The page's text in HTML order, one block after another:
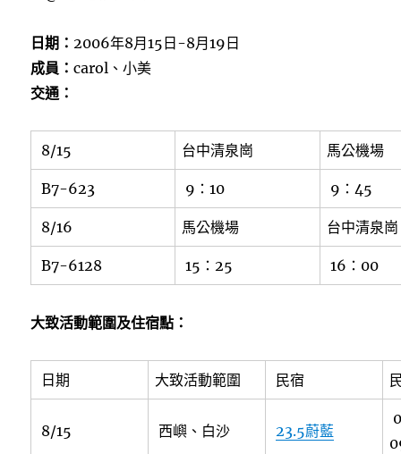
日期：2006年8月15日-8月19日
成員：carol、小美
交通：
8/15 台中清泉崗 馬公機場
B7-623 9：10 9：45
8/16 馬公機場 台中清泉
B7-6128 15：25 16：00
大致活動範圍及住宿點：
日期 大致活動範圍 民宿
8/15 西嶼、白沙 23.5蔚藍